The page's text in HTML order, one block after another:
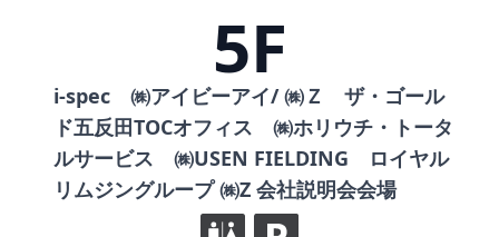
5F
i-spec ㈱アイビーアイ/ ㈱Ｚ ザ・ゴール
ド五反田TOCオフィス ㈱ホリウチ・トータ
ルサービス ㈱USEN FIELDING ロイヤル
リムジングループ ㈱Z 会社説明会会場